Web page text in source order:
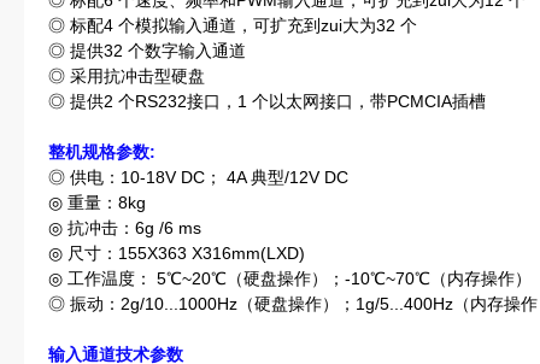
◎ 标配4 个模拟输入通道，可扩充到zui大为32 个
◎ 提供32 个数字输入通道
◎ 采用抗冲击型硬盘
◎ 提供2 个RS232接口，1 个以太网接口，带PCMCIA插槽
整机规格参数:
◎ 供电：10-18V DC； 4A 典型/12V DC
◎ 重量：8kg
◎ 抗冲击：6g /6 ms
◎ 尺寸：155X363 X316mm(LXD)
◎ 工作温度： 5℃~20℃（硬盘操作）；-10℃~70℃（内存操作）
◎ 振动：2g/10...1000Hz（硬盘操作）；1g/5...400Hz（内存操
输入通道技术参数